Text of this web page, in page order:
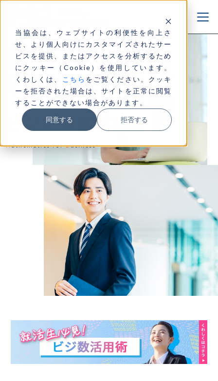
当協会は、ウェブサイトの利便性を向上さ
せ、より個人向けにカスタマイズされたサー
ビスを提供、またはアクセスを分析するため
にクッキー（Cookie）を使用しています。
くわしくは、
こちら をご覧ください。クッキ
ーを拒否された場合は、サイトを正常に閲覧
することができない場合があります。
同意する 拒否する
数学力・
数学活用力で
ビジネスの未来を
リードする
ビジネス数学検定
Mathematics forBusiness